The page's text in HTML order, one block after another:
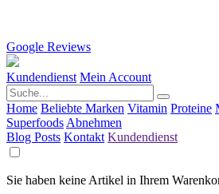
Google Reviews
Kundendienst Mein Account
Home Beliebte Marken Vitamin Proteine
Superfoods Abnehmen
Blog Posts Kontakt Kundendienst
Sie haben keine Artikel in Ihrem